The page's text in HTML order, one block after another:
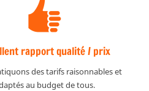
rapport qualité / prix
des tarifs raisonnables et
au budget de tous.